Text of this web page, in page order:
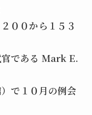
００から１５３
官である Mark E.
で１０月の例会